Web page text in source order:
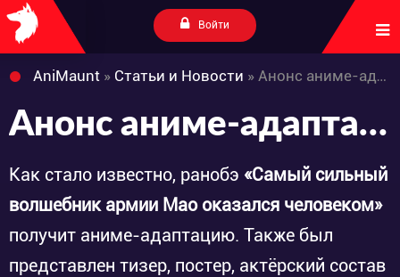
Войти
AniMaunt » Статьи и Новости » Анонс аниме-адаптации ранобэ «Maougun Saikyou no Majutsushi wa Ningen datta»
Анонс аниме-адаптации ранобэ «Maougun Saikyou no Majutsushi wa Ningen datta»
Как стало известно, ранобэ «Самый сильный
волшебник армии Мао оказался человеком»
получит аниме-адаптацию. Также был
представлен тизер, постер, актёрский состав